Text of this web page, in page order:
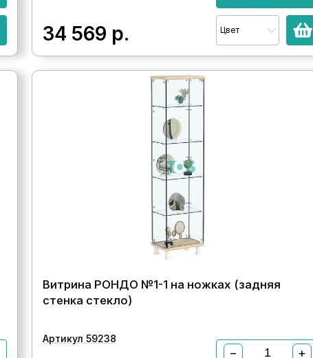
34 569 р. Цвет
Витрина РОНДО №1-1 на ножках (задняя
стенка стекло)
Артикул 59238
− +